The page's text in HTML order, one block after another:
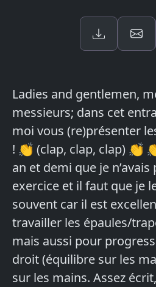
Ladies and gentlemen,
messieurs; dans cet
moi vous (re)présenter
! 👏 (clap, clap, clap) 👏
an et demi que je
exercice et il faut que je
souvent car il est
travailler les épaules/
mais aussi pour
droit (équilibre sur les
sur les mains. Assez